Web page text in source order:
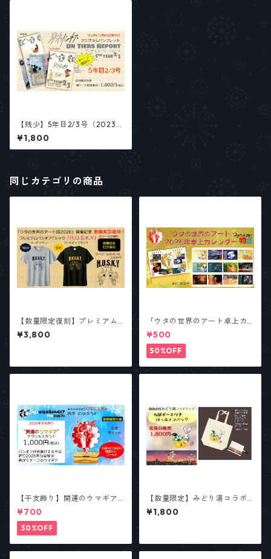
【残少】5年目2/3号（2023年
5月～8月号） 総合プログラム
パンフレット「アンティエー
ル・リポート」5年目2/3号
¥1,800
同じカテゴリの商品
【数量限定復刻】プレミアム
バンギア 2022デザイン「H.U.
S.K.Y」Tシャツ【新カラーあ
¥3,800
「ウタの世界のアート卓上カ
レンダー2026」
¥500
50%OFF
【干支飾り】開運のウマギア
【少数生産】
¥700
30%OFF
【数量限定】みどり湯コラボ
デザイン「収納ポーチ付き は
っ水エコバッグ」在庫分販売
¥1,800